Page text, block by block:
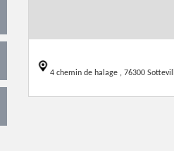
4 chemin de halage , 76300